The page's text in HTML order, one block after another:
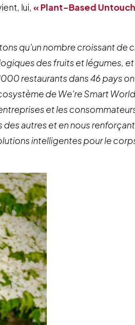
lui, « Plant-Based
qu'un nombre croissant de
des fruits et légumes,
restaurants dans 46 pays
de We're Smart
et les
autres et en nous renforçant
intelligentes pour le